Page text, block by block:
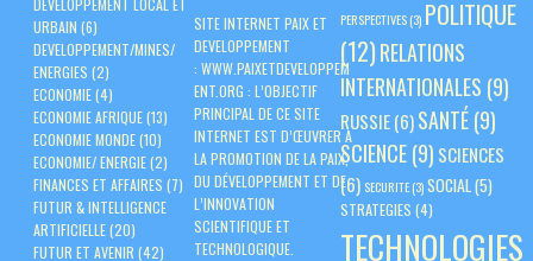
DEVELOPPEMENT LOCAL ET
URBAIN (6)
DEVELOPPEMENT/MINES/
ENERGIES (2)
ECONOMIE(4)
ECONOMIE AFRIQUE(13)
ECONOMIE MONDE(10)
ECONOMIE/ ENERGIE(2)
FINANCES ET AFFAIRES (7)
FUTUR & INTELLIGENCE
ARTIFICIELLE(20)
FUTUR ET AVENIR (42)
PERSPECTIVES(3) POLITIQUE
(12)RELATIONS
INTERNATIONALES (9)
RUSSIE(6)SANTÉ(9)
SCIENCE(9) SCIENCES
(6) SECURITE(3)SOCIAL(5)
STRATEGIES (4)
TECHNOLOGIES
SITE INTERNET PAIX ET
DEVELOPPEMENT
:WWW.PAIXETDEVELOPPEM
ENT.ORG : L’OBJECTIF
PRINCIPAL DE CE SITE
INTERNET EST D’ŒUVRER À
LA PROMOTION DE LA PAIX,
DU DÉVELOPPEMENT ET DE
L’INNOVATION
SCIENTIFIQUE ET
TECHNOLOGIQUE.